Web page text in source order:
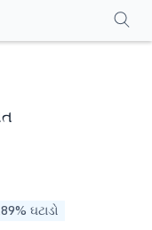
ઘટાડો
વધુ